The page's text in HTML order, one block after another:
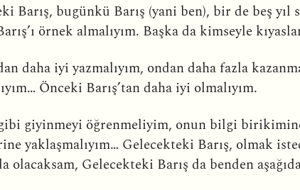
Barış, bugünkü Barış (yani ben), bir de beş yıl
örnek almalıyım. Başka da kimseyle
daha iyi yazmalıyım, ondan daha fazla
Önceki Barış’tan daha iyi olmalıyım.
giyinmeyi öğrenmeliyim, onun bilgi birikimine
yaklaşmalıyım… Gelecekteki Barış, olmak
olacaksam, Gelecekteki Barış da benden